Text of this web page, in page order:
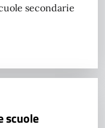
secondarie
scuole